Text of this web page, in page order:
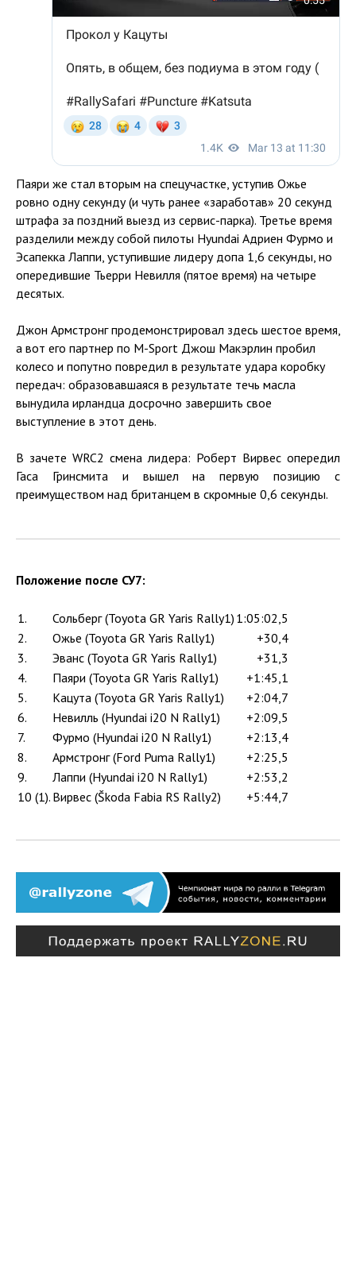
Паяри же стал вторым на спецучастке, уступив Ожье
ровно одну секунду (и чуть ранее «заработав» 20 секунд
штрафа за поздний выезд из сервис-парка). Третье время
разделили между собой пилоты Hyundai Адриен Фурмо и
Эсапекка Лаппи, уступившие лидеру допа 1,6 секунды, но
опередившие Тьерри Невилля (пятое время) на четыре
десятых.
Джон Армстронг продемонстрировал здесь шестое время,
а вот его партнер по M-Sport Джош Макэрлин пробил
колесо и попутно повредил в результате удара коробку
передач: образовавшаяся в результате течь масла
вынудила ирландца досрочно завершить свое
выступление в этот день.
В зачете WRC2 смена лидера: Роберт Вирвес опередил
Гаса Гринсмита и вышел на первую позицию с
преимуществом над британцем в скромные 0,6 секунды.
Положение после СУ7:
1. Сольберг (Toyota GR Yaris Rally1) 1:05:02,5
2.
Ожье (Toyota GR Yaris Rally1)
+30,4
3.
Эванс (Toyota GR Yaris Rally1)
+31,3
4.
Паяри (Toyota GR Yaris Rally1)
+1:45,1
5.
Кацута (Toyota GR Yaris Rally1)
+2:04,7
6.
Невилль (Hyundai i20 N Rally1)
+2:09,5
7.
Фурмо (Hyundai i20 N Rally1)
+2:13,4
8.
Армстронг (Ford Puma Rally1)
+2:25,5
9.
Лаппи (Hyundai i20 N Rally1)
+2:53,2
10 (1). Вирвес (Škoda Fabia RS Rally2) +5:44,7